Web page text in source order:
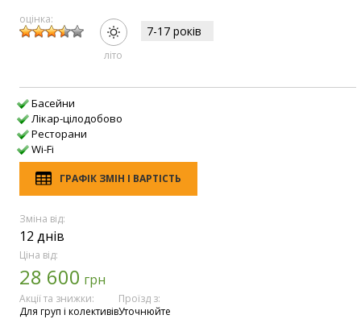
оцінка:
лiто
7-17 рокiв
Басейни
Лікар-цілодобово
Ресторани
Wi-Fi
ГРАФІК ЗМІН І ВАРТІСТЬ
Зміна від:
12 днів
Ціна від:
28 600 грн
Акції та знижки:
Для груп і колективів
Проїзд з:
Уточнюйте